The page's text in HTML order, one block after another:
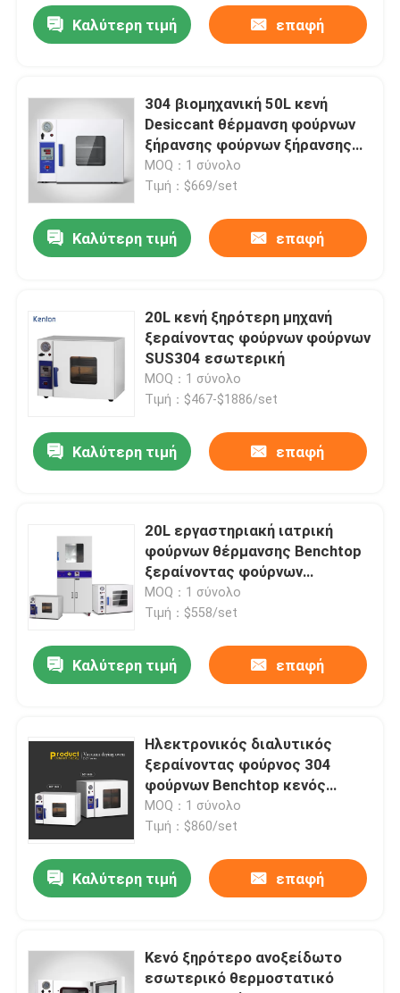
Προϊόντα
Σχετικά με εμάς
Γύρος εργοστασίων
επαφή
Όλες οι περιπτώσεις
Εργαστηριακός ξηρότερος φούρνος
Βιομηχανικός φούρνος ξήρανσης
Θάλαμος υγρασίας θερμοκρασίας
Κλιματολογική αίθουσα
Ελασματικό γραφείο ροής αέρα
Φούρνος στεγνωτηρίου κενού
Καλύτερη τιμή επαφή
304 βιομηχανική 50L κενή
Desiccant θέρμανση φούρνων
ξήρανσης φούρνων ξήρανσης
ανοξείδωτου
MOQ：1 σύνολο
Τιμή：$669/set
Καλύτερη τιμή επαφή
20L κενή ξηρότερη μηχανή
ξεραίνοντας φούρνων φούρνων
SUS304 εσωτερική
MOQ：1 σύνολο
Τιμή：$467-$1886/set
Καλύτερη τιμή επαφή
20L εργαστηριακή ιατρική
φούρνων θέρμανσης Benchtop
ξεραίνοντας φούρνων
φυσήματος
MOQ：1 σύνολο
Τιμή：$558/set
Καλύτερη τιμή επαφή
Ηλεκτρονικός διαλυτικός
ξεραίνοντας φούρνος 304
φούρνων Benchtop κενός
ξηρότερος ανοξείδωτο
εσωτερικό
MOQ：1 σύνολο
Τιμή：$860/set
Καλύτερη τιμή επαφή
Κενό ξηρότερο ανοξείδωτο
εσωτερικό θερμοστατικό